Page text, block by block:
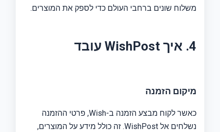
משלוח שונים ברחבי העולם כדי לספק את המוצרים.
4. איך WishPost עובד
מיקום הזמנה
כאשר לקוח מבצע הזמנה ב-Wish, פרטי ההזמנה
נשלחים אל WishPost. זה כולל מידע על המוצרים,